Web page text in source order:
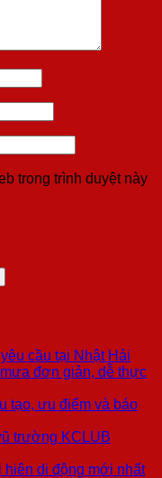
trong trình duyệt này
cầu tại Nhật Hải
đơn giản, dễ thực
tạo, ưu điểm và báo
trường KCLUB
hiên di động mới nhất